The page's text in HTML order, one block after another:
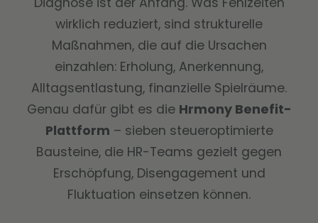
wirklich reduziert, sind strukturelle
Maßnahmen, die auf die Ursachen
einzahlen: Erholung, Anerkennung,
Alltagsentlastung, finanzielle Spielräume.
Genau dafür gibt es die Hrmony Benefit-
Plattform – sieben steueroptimierte
Bausteine, die HR-Teams gezielt gegen
Erschöpfung, Disengagement und
Fluktuation einsetzen können.